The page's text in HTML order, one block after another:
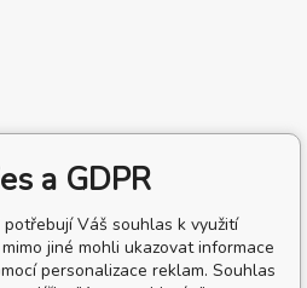
a GDPR
Váš souhlas k využití
jiné mohli ukazovat informace
personalizace reklam. Souhlas